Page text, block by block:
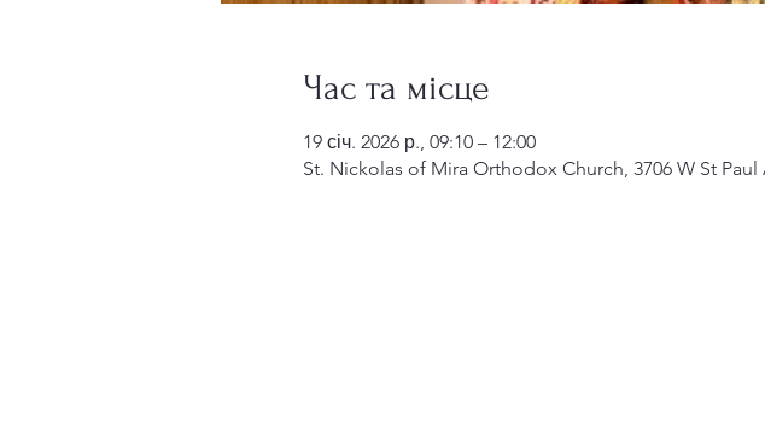
Час та місце
19 січ. 2026 р., 09:10 – 12:00
St. Nickolas of Mira Orthodox Church, 3706 W St Paul